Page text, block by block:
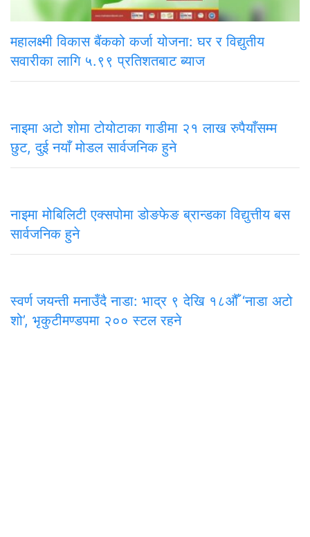
महालक्ष्मी विकास बैंकको कर्जा योजना: घर र विद्युतीय
सवारीका लागि ५.९९ प्रतिशतबाट ब्याज
नाइमा अटो शोमा टोयोटाका गाडीमा २१ लाख रुपैयाँसम्म
छुट, दुई नयाँ मोडल सार्वजनिक हुने
नाइमा मोबिलिटी एक्सपोमा डोङफेङ ब्रान्डका विद्युत्तीय बस
सार्वजनिक हुने
स्वर्ण जयन्ती मनाउँदै नाडा: भाद्र ९ देखि १८औँ ‘नाडा अटो
शो’, भृकुटीमण्डपमा २०० स्टल रहने